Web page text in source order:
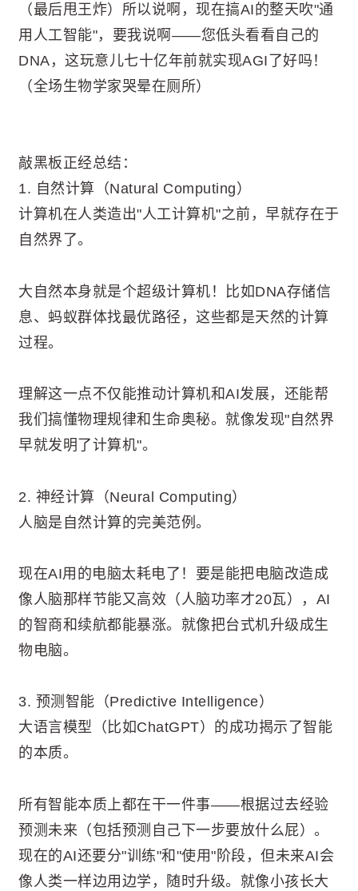
（最后甩王炸）所以说啊，现在搞AI的整天吹"通
用人工智能"，要我说啊——您低头看看自己的
DNA，这玩意儿七十亿年前就实现AGI了好吗！
（全场生物学家哭晕在厕所）
敲黑板正经总结：
1. 自然计算（Natural Computing）
计算机在人类造出"人工计算机"之前，早就存在于
自然界了。
大自然本身就是个超级计算机！比如DNA存储信
息、蚂蚁群体找最优路径，这些都是天然的计算
过程。
理解这一点不仅能推动计算机和AI发展，还能帮
我们搞懂物理规律和生命奥秘。就像发现"自然界
早就发明了计算机"。
2. 神经计算（Neural Computing）
人脑是自然计算的完美范例。
现在AI用的电脑太耗电了！要是能把电脑改造成
像人脑那样节能又高效（人脑功率才20瓦），AI
的智商和续航都能暴涨。就像把台式机升级成生
物电脑。
3. 预测智能（Predictive Intelligence）
大语言模型（比如ChatGPT）的成功揭示了智能
的本质。
所有智能本质上都在干一件事——根据过去经验
预测未来（包括预测自己下一步要放什么屁）。
现在的AI还要分"训练"和"使用"阶段，但未来AI会
像人类一样边用边学，随时升级。就像小孩长大